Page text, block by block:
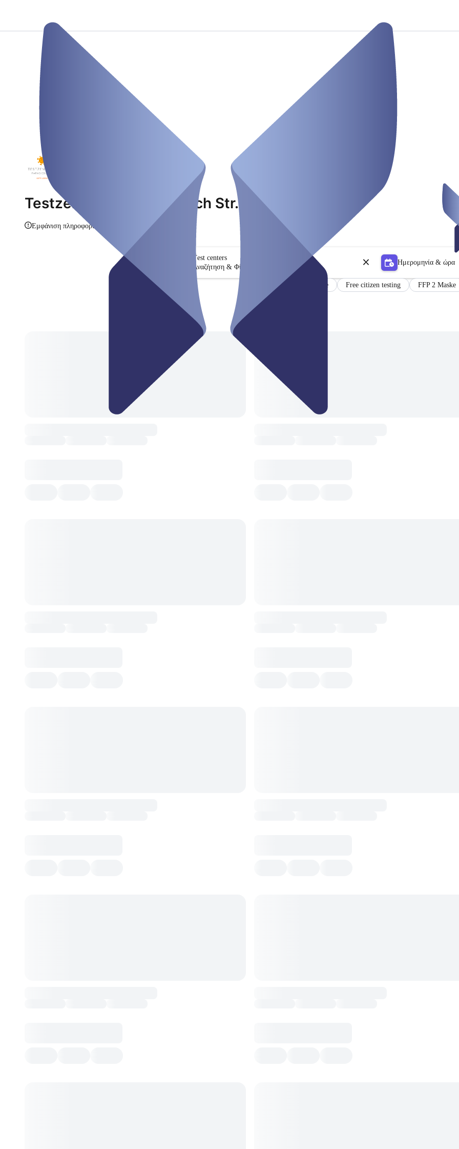
Testzentrum | Robert Koch Str. 150 | Ostfildern
Εμφάνιση πληροφοριών
Test centers
Αναζήτηση & Φίλτρο
Ημερομηνία & ώρα
Certificate Free citizen testing FFP 2 Maske